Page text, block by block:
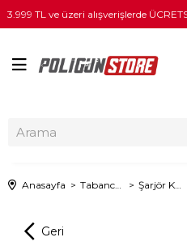
3.999 TL ve üzeri alışverişlerde
Anasayfa